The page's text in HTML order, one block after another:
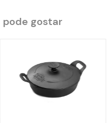
pode gostar